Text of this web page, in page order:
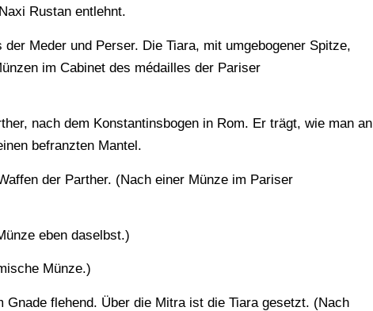
Rustan entlehnt.
Meder und Perser. Die Tiara, mit umgebogener Spitze,
im Cabinet des médailles der Pariser
nach dem Konstantinsbogen in Rom. Er trägt, wie man an
befranzten Mantel.
der Parther. (Nach einer Münze im Pariser
eben daselbst.)
Münze.)
flehend. Über die Mitra ist die Tiara gesetzt. (Nach